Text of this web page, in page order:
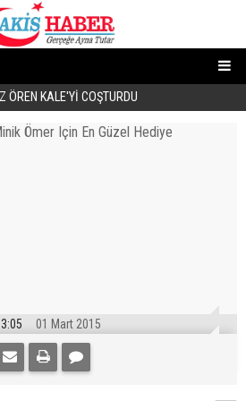
ÖREN KALE'Yİ COŞTURDU
01 Mart 2015